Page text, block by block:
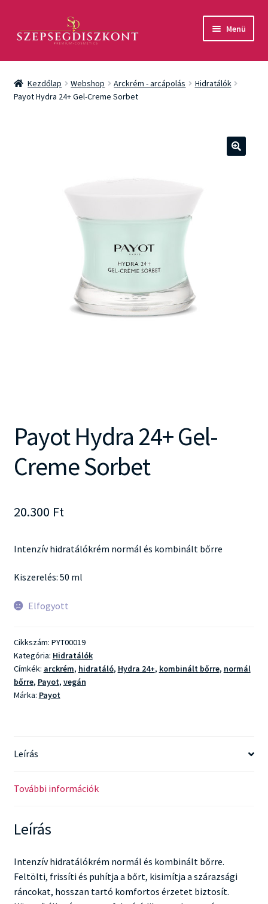
aa
Menü
Akció
Csomagok
Kezdőlap Webshop Arckrém - arcápolás
Hidratálók
Payot Hydra 24+ Gel-Creme Sorbet
Payot Hydra 24+ Gel-
Creme Sorbet
20.300 Ft
Intenzív hidratálókrém normál és kombinált bőrre
Kiszerelés: 50 ml
Elfogyott
Cikkszám: PYT00019
Kategória: Hidratálók
Címkék: arckrém, hidratáló, Hydra 24+, kombinált bőrre, normál
bőrre, Payot, vegán
Márka: Payot
Leírás
További információk
Leírás
Intenzív hidratálókrém normál és kombinált bőrre.
Feltölti, frissíti és puhítja a bőrt, kisimítja a szárazsági
ráncokat, hosszan tartó komfortos érzetet biztosít.